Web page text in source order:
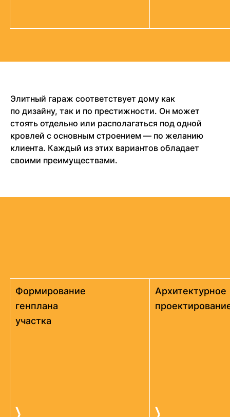
Элитный гараж соответствует дому как
по дизайну, так и по престижности. Он может
стоять отдельно или располагаться под одной
кровлей с основным строением — по желанию
клиента. Каждый из этих вариантов обладает
своими преимуществами.
Формирование
генплана
участка
Архитектурное